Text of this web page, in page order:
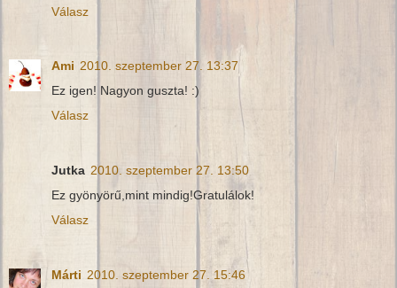
Válasz
Ami 2010. szeptember 27. 13:37
Ez igen! Nagyon guszta! :)
Válasz
Jutka 2010. szeptember 27. 13:50
Ez gyönyörű,mint mindig!Gratulálok!
Válasz
Márti 2010. szeptember 27. 15:46